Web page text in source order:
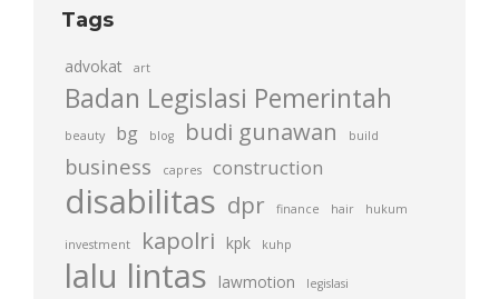
Tags
advokat art
Badan Legislasi Pemerintah
beauty bg blog budi gunawan build
business capres construction
disabilitas dpr finance hair hukum
investment kapolri kpk kuhp
lalu lintas lawmotion legislasi